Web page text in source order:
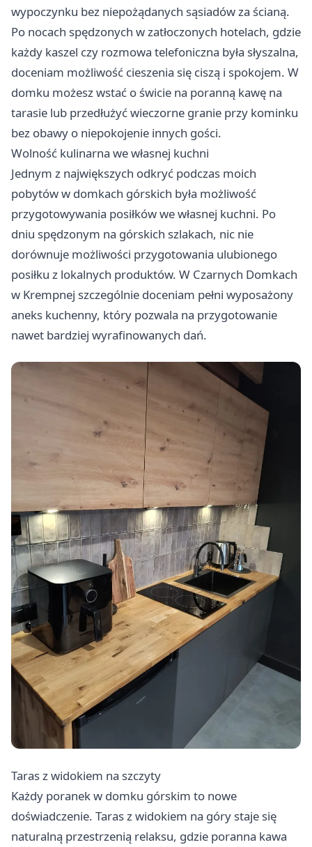
wypoczynku bez niepożądanych sąsiadów za ścianą.
Po nocach spędzonych w zatłoczonych hotelach, gdzie
każdy kaszel czy rozmowa telefoniczna była słyszalna,
doceniam możliwość cieszenia się ciszą i spokojem. W
domku możesz wstać o świcie na poranną kawę na
tarasie lub przedłużyć wieczorne granie przy kominku
bez obawy o niepokojenie innych gości.
Wolność kulinarna we własnej kuchni
Jednym z największych odkryć podczas moich
pobytów w domkach górskich była możliwość
przygotowywania posiłków we własnej kuchni. Po
dniu spędzonym na górskich szlakach, nic nie
dorównuje możliwości przygotowania ulubionego
posiłku z lokalnych produktów. W Czarnych Domkach
w Krempnej szczególnie doceniam pełni wyposażony
aneks kuchenny, który pozwala na przygotowanie
nawet bardziej wyrafinowanych dań.
Taras z widokiem na szczyty
Każdy poranek w domku górskim to nowe
doświadczenie. Taras z widokiem na góry staje się
naturalną przestrzenią relaksu, gdzie poranna kawa